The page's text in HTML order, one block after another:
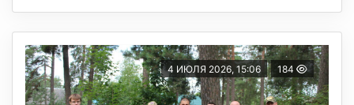
4 ИЮЛЯ 2026, 15:06 184